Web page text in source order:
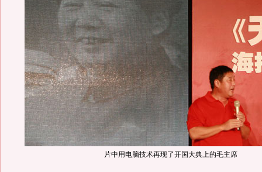
片中用电脑技术再现了开国大典上的毛主席